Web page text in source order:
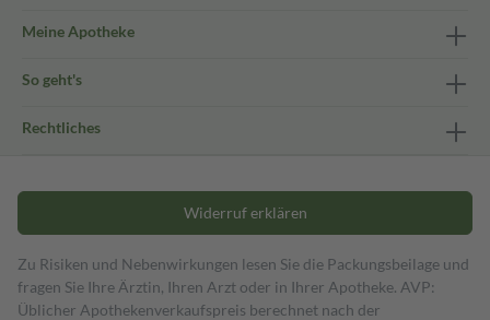
Meine Apotheke
So geht's
Rechtliches
Widerruf erklären
Zu Risiken und Nebenwirkungen lesen Sie die Packungsbeilage und
fragen Sie Ihre Ärztin, Ihren Arzt oder in Ihrer Apotheke. AVP:
Üblicher Apothekenverkaufspreis berechnet nach der